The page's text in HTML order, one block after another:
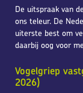
De uitspraak van
ons teleur. De
uiterste best om
daarbij oog voor
Vogelgriep
2026)